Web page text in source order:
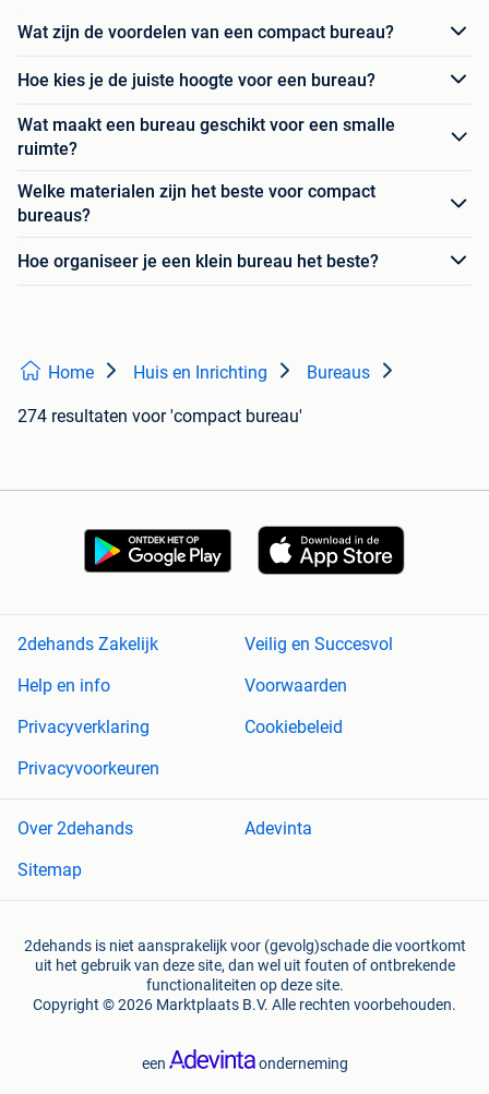
Wat zijn de voordelen van een compact bureau?
Hoe kies je de juiste hoogte voor een bureau?
Wat maakt een bureau geschikt voor een smalle
ruimte?
Welke materialen zijn het beste voor compact
bureaus?
Hoe organiseer je een klein bureau het beste?
Home Huis en Inrichting Bureaus
274 resultaten voor 'compact bureau'
2dehands Zakelijk
Veilig en Succesvol
Help en info
Voorwaarden
Privacyverklaring
Cookiebeleid
Privacyvoorkeuren
Over 2dehands
Adevinta
Sitemap
2dehands is niet aansprakelijk voor (gevolg)schade die voortkomt
uit het gebruik van deze site, dan wel uit fouten of ontbrekende
functionaliteiten op deze site.
Copyright © 2026 Marktplaats B.V. Alle rechten voorbehouden.
een onderneming